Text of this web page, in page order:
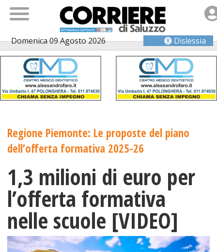
Domenica 09 Agosto 2026 Dislessia
Regione Piemonte: Le proposte del piano
dell’offerta formativa 2025-26
1,3 milioni di euro per
l’offerta formativa
nelle scuole [VIDEO]